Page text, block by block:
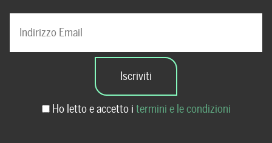
Ho letto e accetto i termini e le condizioni